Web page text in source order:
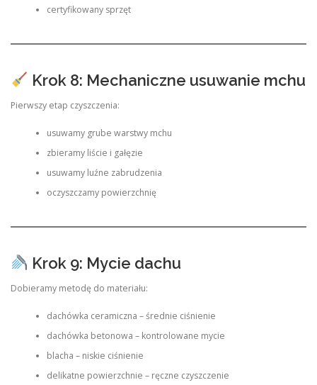
certyfikowany sprzęt
Krok 8: Mechaniczne usuwanie mchu
Pierwszy etap czyszczenia:
usuwamy grube warstwy mchu
zbieramy liście i gałęzie
usuwamy luźne zabrudzenia
oczyszczamy powierzchnię
Krok 9: Mycie dachu
Dobieramy metodę do materiału:
dachówka ceramiczna – średnie ciśnienie
dachówka betonowa – kontrolowane mycie
blacha – niskie ciśnienie
delikatne powierzchnie – ręczne czyszczenie